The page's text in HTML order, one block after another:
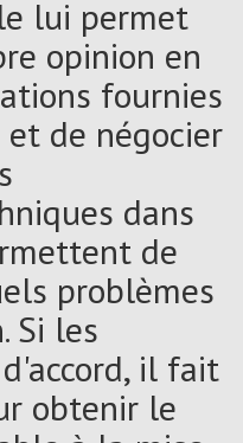
lui permet
opinion en
fournies
de négocier
dans
de
problèmes
Si les
il fait
obtenir le